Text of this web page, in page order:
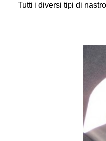
Tutti i diversi tipi di